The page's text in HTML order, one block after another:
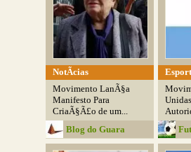
NotÃ­cias
Movimento LanÃ§a
Manifesto Para
CriaÃ§Ã£o de um...
Blog do Guara